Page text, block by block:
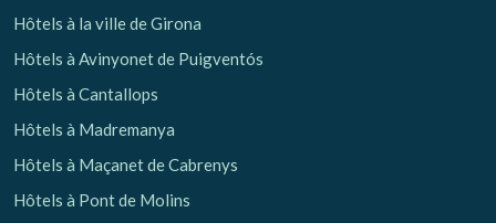
Hôtels à la ville de Girona
Hôtels à Avinyonet de Puigventós
Hôtels à Cantallops
Hôtels à Madremanya
Hôtels à Maçanet de Cabrenys
Hôtels à Pont de Molins